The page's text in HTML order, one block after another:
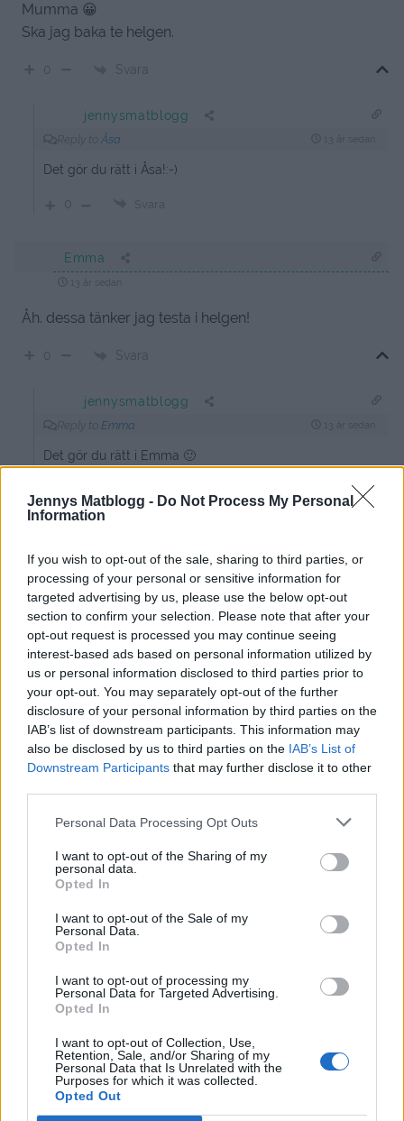
Jennys Matblogg - Do Not Process My Personal
Information
If you wish to opt-out of the sale, sharing to third parties, or
processing of your personal or sensitive information for
targeted advertising by us, please use the below opt-out
section to confirm your selection. Please note that after your
opt-out request is processed you may continue seeing
interest-based ads based on personal information utilized by
us or personal information disclosed to third parties prior to
your opt-out. You may separately opt-out of the further
disclosure of your personal information by third parties on the
IAB’s list of downstream participants. This information may
also be disclosed by us to third parties on the IAB’s List of
Downstream Participants that may further disclose it to other
Personal Data Processing Opt Outs
I want to opt-out of the Sharing of my
personal data.
Opted In
I want to opt-out of the Sale of my
Personal Data.
Opted In
I want to opt-out of processing my
Personal Data for Targeted Advertising.
Opted In
I want to opt-out of Collection, Use,
Retention, Sale, and/or Sharing of my
Personal Data that Is Unrelated with the
Purposes for which it was collected.
Opted Out
Mumma 😀
Ska jag baka te helgen.
Svara
jennysmatblogg
Åsa
Det gör du rätt i Åsa!:-)
Svara
Emma
13 år sedan
Åh. dessa tänker jag testa i helgen!
Svara
jennysmatblogg
Emma
Det gör du rätt i Emma 🙂
13 år sedan
Tusen tack för receptet, det måste testas 😛
0 Svara
Angelica
10 år sedan
Vad rekommenderar du för mjöl om man inte vill ha i
så mycket vetemjöl?
Kondenserad mjölk,
mandel och röda bär